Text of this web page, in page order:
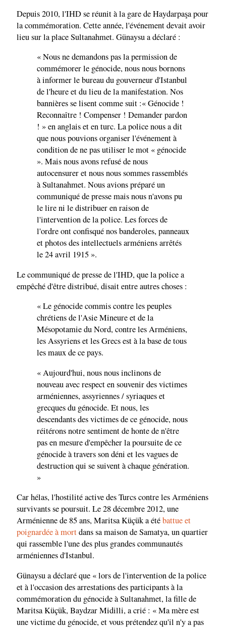
Depuis 2010, l'IHD se réunit à la gare de Haydarpaşa pour
la commémoration. Cette année, l'événement devait avoir
lieu sur la place Sultanahmet. Günaysu a déclaré :
« Nous ne demandons pas la permission de
commémorer le génocide, nous nous bornons
à informer le bureau du gouverneur d'Istanbul
de l'heure et du lieu de la manifestation. Nos
bannières se lisent comme suit :« Génocide !
Reconnaître ! Compenser ! Demander pardon
! » en anglais et en turc. La police nous a dit
que nous pouvions organiser l'événement à
condition de ne pas utiliser le mot « génocide
». Mais nous avons refusé de nous
autocensurer et nous nous sommes rassemblés
à Sultanahmet. Nous avions préparé un
communiqué de presse mais nous n'avons pu
le lire ni le distribuer en raison de
l'intervention de la police. Les forces de
l'ordre ont confisqué nos banderoles, panneaux
et photos des intellectuels arméniens arrêtés
le 24 avril 1915 ».
Le communiqué de presse de l'IHD, que la police a
empêché d'être distribué, disait entre autres choses :
« Le génocide commis contre les peuples
chrétiens de l'Asie Mineure et de la
Mésopotamie du Nord, contre les Arméniens,
les Assyriens et les Grecs est à la base de tous
les maux de ce pays.
« Aujourd'hui, nous nous inclinons de
nouveau avec respect en souvenir des victimes
arméniennes, assyriennes / syriaques et
grecques du génocide. Et nous, les
descendants des victimes de ce génocide, nous
réitérons notre sentiment de honte de n'être
pas en mesure d'empêcher la poursuite de ce
génocide à travers son déni et les vagues de
destruction qui se suivent à chaque génération.
»
Car hélas, l'hostilité active des Turcs contre les Arméniens
survivants se poursuit. Le 28 décembre 2012, une
Arménienne de 85 ans, Maritsa Küçük a étébattue et
poignardée à mortdans sa maison de Samatya, un quartier
qui rassemble l'une des plus grandes communautés
arméniennes d'Istanbul.
Günaysu a déclaré que « lors de l'intervention de la police
et à l'occasion des arrestations des participants à la
commémoration du génocide à Sultanahmet, la fille de
Maritsa Küçük, Baydzar Midilli, a crié : « Ma mère est
une victime du génocide, et vous prétendez qu'il n'y a pas